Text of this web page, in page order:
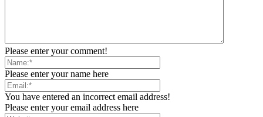
Please enter your comment!
Please enter your name here
You have entered an incorrect email address!
Please enter your email address here